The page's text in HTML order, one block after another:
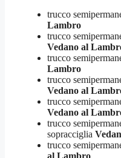
trucco
Lambro
trucco
Vedano al
trucco
Lambro
trucco
Vedano al
trucco
Vedano al
trucco
sopracciglia
trucco